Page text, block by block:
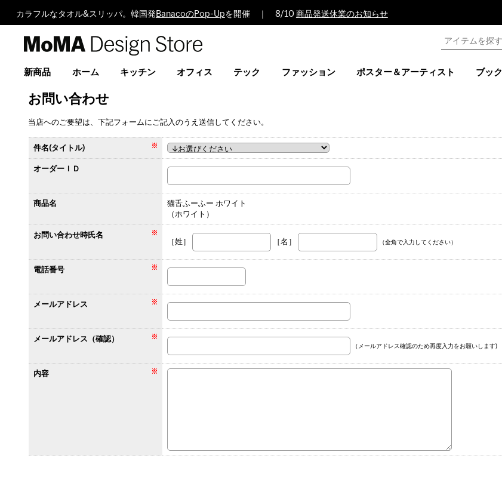
カラフルなタオル&スリッパ。韓国発 BanacoのPop-Upを開催 ｜ 8/10 商品発送休業のお知らせ
Design
新商品 ホーム キッチン オフィス テック ファッション ポスター＆アーティスト ブック
お問い合わせ
当店へのご要望は、下記フォームにご記入のうえ送信してください。
件名(タイトル)
オーダーＩＤ
商品名
猫舌ふーふー ホワイト
（ホワイト）
お問い合わせ時氏名
［姓］
［名］ （全角で入力してください）
電話番号
メールアドレス
メールアドレス（確認）
（メールアドレス確認のため再度入力をお願いします)
内容